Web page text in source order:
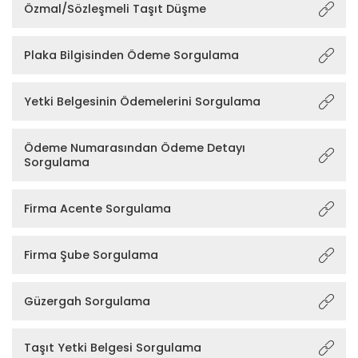
Özmal/Sözleşmeli Taşıt Düşme
Plaka Bilgisinden Ödeme Sorgulama
Yetki Belgesinin Ödemelerini Sorgulama
Ödeme Numarasından Ödeme Detayı
Sorgulama
Firma Acente Sorgulama
Firma Şube Sorgulama
Güzergah Sorgulama
Taşıt Yetki Belgesi Sorgulama